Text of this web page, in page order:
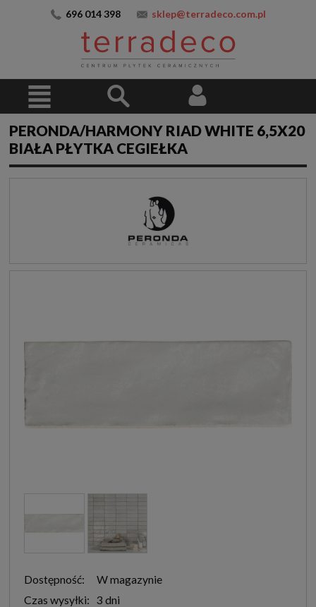
696 014 398 sklep@terradeco.com.pl
PERONDA/HARMONY RIAD WHITE 6,5X20
BIAŁA PŁYTKA CEGIEŁKA
Dostępność:
W magazynie
Czas wysyłki: 3 dni